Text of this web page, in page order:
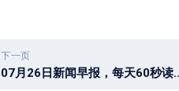
下一页
07月26日新